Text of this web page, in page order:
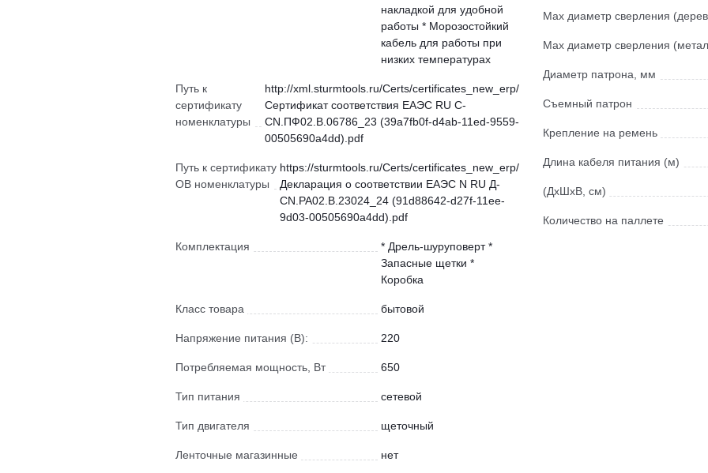
накладкой для удобной
работы * Морозостойкий
кабель для работы при
низких температурах
Путь к
сертификату
номенклатуры
http://xml.sturmtools.ru/Certs/certificates_new_erp/
Сертификат соответствия ЕАЭС RU С-
CN.ПФ02.В.06786_23 (39a7fb0f-d4ab-11ed-9559-
00505690a4dd).pdf
Путь к сертификату
ОВ номенклатуры
https://sturmtools.ru/Certs/certificates_new_erp/
Декларация о соответствии ЕАЭС N RU Д-
CN.РА02.В.23024_24 (91d88642-d27f-11ee-
9d03-00505690a4dd).pdf
Комплектация
* Дрель-шуруповерт *
Запасные щетки *
Коробка
Класс товара бытовой
Напряжение питания (В): 220
Потребляемая мощность, Вт 650
Тип питания сетевой
Тип двигателя щеточный
Ленточные магазинные нет
Мах диаметр сверления
Мах диаметр сверления
Диаметр патрона, мм
Съемный патрон
Крепление на ремень
Длина кабеля питания (м)
(ДхШхВ, см)
Количество на паллете